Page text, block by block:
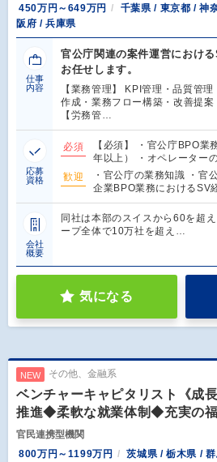
450万円～649万円
千葉県 / 東京都 / 神
阪府 / 兵庫県
仕事
内容
官公庁関連の案件運営におけ
お任せします。
【業務管理】 KPI管理・品質管
作成・業務フロー構築・改善提
【労務管…
応募
資格
必須
【必須】 ・官公庁BPO
年以上） ・オペレーター
歓迎
・官公庁の業務知識 ・官
企業BPO業務におけるSV
会社
概要
同社は本部のスイスから60を超
ープ全体で10万社を超え…
気になる
NEW その他、金融系
ベンチャーキャピタリスト《成
推進◆柔軟な就業体制◆充実の福
官民連携型機関
800万円～1199万円
茨城県 / 栃木県 /